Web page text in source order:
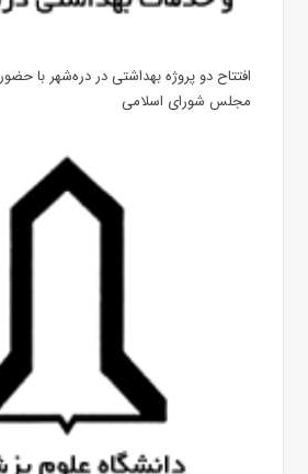
افتتاح دو پروژه بهداشتی در دره‌شهر با
مجلس شورای اسلامی